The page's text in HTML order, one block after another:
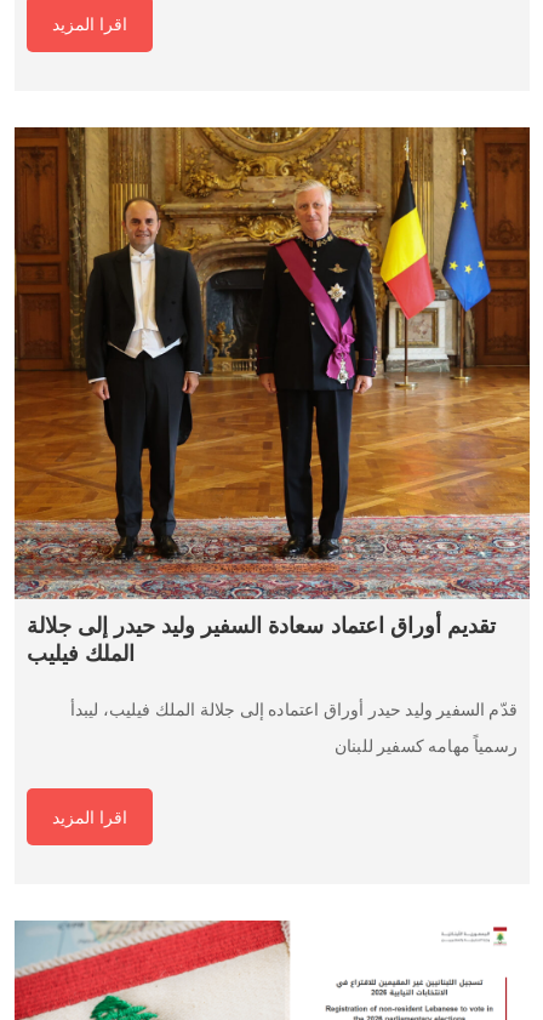
اقرا المزيد
تقديم أوراق اعتماد سعادة السفير وليد حيدر إلى جلالة
الملك فيليب
قدّم السفير وليد حيدر أوراق اعتماده إلى جلالة الملك فيليب، ليبدأ
رسمياً مهامه كسفير للبنان
اقرا المزيد